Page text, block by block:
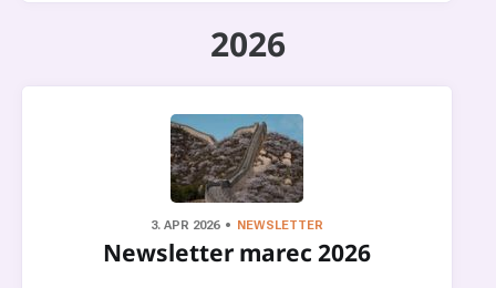
2026
3. APR 2026 NEWSLETTER
Newsletter marec 2026